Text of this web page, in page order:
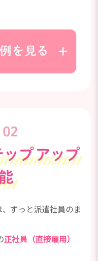
ずっと派遣社員のま
正社員（直接雇用）